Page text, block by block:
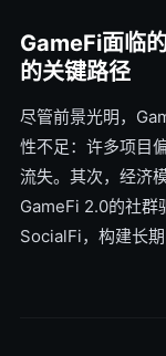
GameFi面临
的关键路径
尽管前景光明，
性不足：许多项目
流失。其次，经济
GameFi 2.0的社群
SocialFi，构建长期